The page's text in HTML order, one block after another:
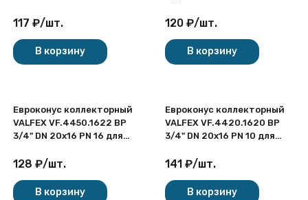
воздухоотводчика,
покрытием
117 ₽/шт.
В корзину
120 ₽/шт.
В корзину
Евроконус коллекторный
VALFEX VF.4450.1622 ВР
3/4" DN 20x16 PN 16 для
латунный никелированный
128 ₽/шт.
В корзину
Евроконус коллекторный
VALFEX VF.4420.1620 ВР
3/4" DN 20x16 PN 10 для
латунный никелированный
141 ₽/шт.
В корзину